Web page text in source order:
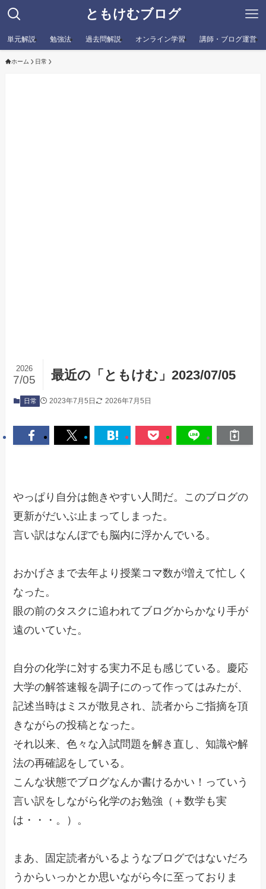
ともけむブログ
単元解説 勉強法 過去問解説 オンライン学習 講師・ブログ運営
ホーム 日常
最近の「ともけむ」2023/07/05
2026
7/05
日常 2023年7月5日 2026年7月5日
やっぱり自分は飽きやすい人間だ。このブログの
更新がだいぶ止まってしまった。
言い訳はなんぼでも脳内に浮かんでいる。
おかげさまで去年より授業コマ数が増えて忙しく
なった。
眼の前のタスクに追われてブログからかなり手が
遠のいていた。
自分の化学に対する実力不足も感じている。慶応
大学の解答速報を調子にのって作ってはみたが、
記述当時はミスが散見され、読者からご指摘を頂
きながらの投稿となった。
それ以来、色々な入試問題を解き直し、知識や解
法の再確認をしている。
こんな状態でブログなんか書けるかい！っていう
言い訳をしながら化学のお勉強（＋数学も実
は・・・。）。
まあ、固定読者がいるようなブログではないだろ
うからいっかとか思いながら今に至っておりま